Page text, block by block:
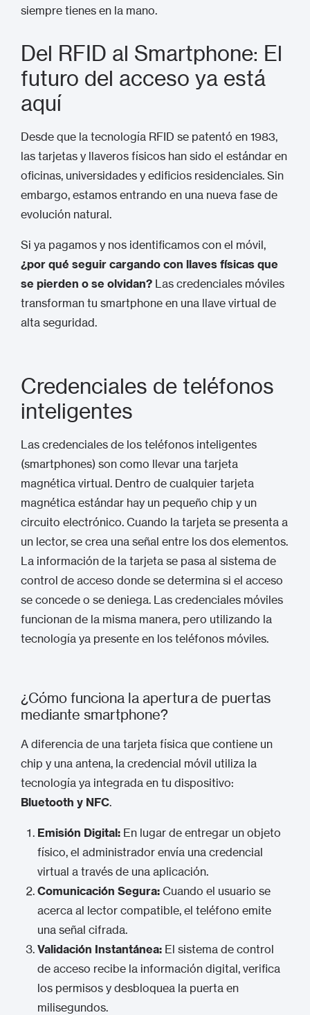
siempre tienes en la mano.
Del RFID al Smartphone: El
futuro del acceso ya está
aquí
Desde que la tecnología RFID se patentó en 1983,
las tarjetas y llaveros físicos han sido el estándar en
oficinas, universidades y edificios residenciales. Sin
embargo, estamos entrando en una nueva fase de
evolución natural.
Si ya pagamos y nos identificamos con el móvil,
¿por qué seguir cargando con llaves físicas que
se pierden o se olvidan? Las credenciales móviles
transforman tu smartphone en una llave virtual de
alta seguridad.
Credenciales de teléfonos
inteligentes
Las credenciales de los teléfonos inteligentes
(smartphones) son como llevar una tarjeta
magnética virtual. Dentro de cualquier tarjeta
magnética estándar hay un pequeño chip y un
circuito electrónico. Cuando la tarjeta se presenta a
un lector, se crea una señal entre los dos elementos.
La información de la tarjeta se pasa al sistema de
control de acceso donde se determina si el acceso
se concede o se deniega. Las credenciales móviles
funcionan de la misma manera, pero utilizando la
tecnología ya presente en los teléfonos móviles.
¿Cómo funciona la apertura de puertas
mediante smartphone?
A diferencia de una tarjeta física que contiene un
chip y una antena, la credencial móvil utiliza la
tecnología ya integrada en tu dispositivo:
Bluetooth y NFC.
Emisión Digital: En lugar de entregar un objeto
físico, el administrador envía una credencial
virtual a través de una aplicación.
Comunicación Segura: Cuando el usuario se
acerca al lector compatible, el teléfono emite
una señal cifrada.
Validación Instantánea: El sistema de control
de acceso recibe la información digital, verifica
los permisos y desbloquea la puerta en
milisegundos.